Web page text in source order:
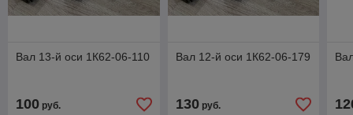
Вал 13-й оси 1К62-06-110
100 руб.
Вал 12-й оси 1К62-06-179
130руб.